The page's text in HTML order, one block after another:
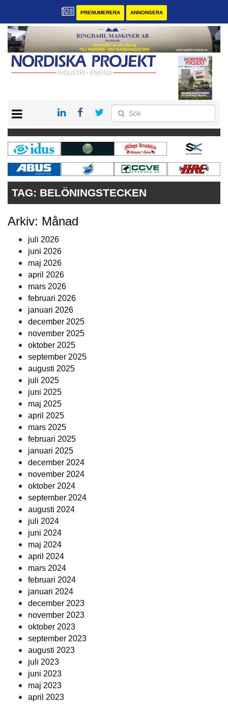
PRENUMERERA ANNONSERA
KONTAKT
VÅRA ANDRA MAGASIN
PRENUMERERA
ANNONSERA
TAG: BELÖNINGSTECKEN
Arkiv: Månad
juli 2026
juni 2026
maj 2026
april 2026
mars 2026
februari 2026
januari 2026
december 2025
november 2025
oktober 2025
september 2025
augusti 2025
juli 2025
juni 2025
maj 2025
april 2025
mars 2025
februari 2025
januari 2025
december 2024
november 2024
oktober 2024
september 2024
augusti 2024
juli 2024
juni 2024
maj 2024
april 2024
mars 2024
februari 2024
januari 2024
december 2023
november 2023
oktober 2023
september 2023
augusti 2023
juli 2023
juni 2023
maj 2023
april 2023